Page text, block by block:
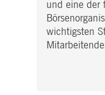
und eine der
wichtigsten